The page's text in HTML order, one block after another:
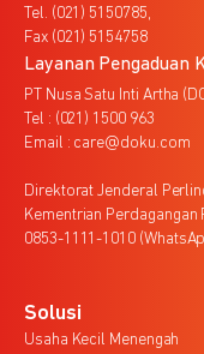
Tel. (021) 5150785,
Fax (021) 5154758
Layanan Pengaduan
PT Nusa Satu Inti Artha
Tel : (021) 1500 963
Email : care@doku.com
Direktorat Jenderal
Kementrian
0853-1111-1010
Solusi
Usaha Kecil Menengah